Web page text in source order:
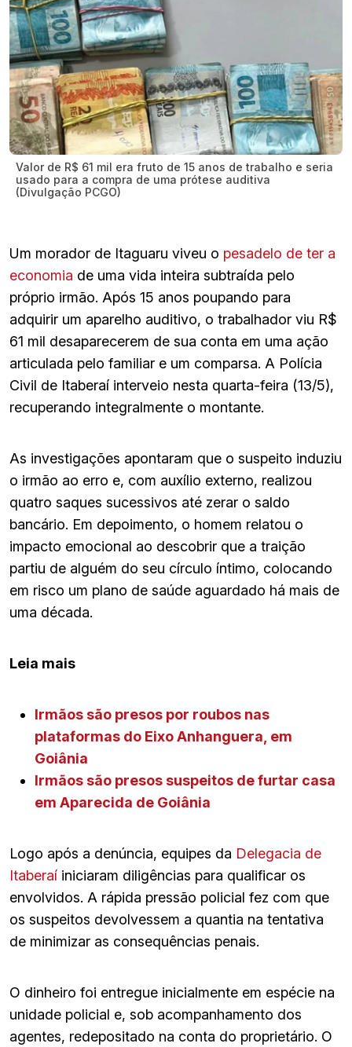
Valor de R$ 61 mil era fruto de 15 anos de trabalho e seria
usado para a compra de uma prótese auditiva
(Divulgação PCGO)
Um morador de Itaguaru viveu o pesadelo de ter a
economia de uma vida inteira subtraída pelo
próprio irmão. Após 15 anos poupando para
adquirir um aparelho auditivo, o trabalhador viu R$
61 mil desaparecerem de sua conta em uma ação
articulada pelo familiar e um comparsa. A Polícia
Civil de Itaberaí interveio nesta quarta-feira (13/5),
recuperando integralmente o montante.
As investigações apontaram que o suspeito induziu
o irmão ao erro e, com auxílio externo, realizou
quatro saques sucessivos até zerar o saldo
bancário. Em depoimento, o homem relatou o
impacto emocional ao descobrir que a traição
partiu de alguém do seu círculo íntimo, colocando
em risco um plano de saúde aguardado há mais de
uma década.
Leia mais
Irmãos são presos por roubos nas
plataformas do Eixo Anhanguera, em
Goiânia
Irmãos são presos suspeitos de furtar casa
em Aparecida de Goiânia
Logo após a denúncia, equipes da Delegacia de
Itaberaí iniciaram diligências para qualificar os
envolvidos. A rápida pressão policial fez com que
os suspeitos devolvessem a quantia na tentativa
de minimizar as consequências penais.
O dinheiro foi entregue inicialmente em espécie na
unidade policial e, sob acompanhamento dos
agentes, redepositado na conta do proprietário. O